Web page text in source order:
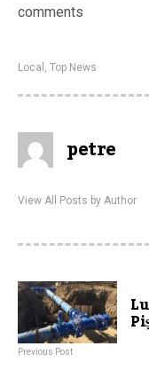
comments
Local Top News
petre
View All Posts by Author
Previous Post